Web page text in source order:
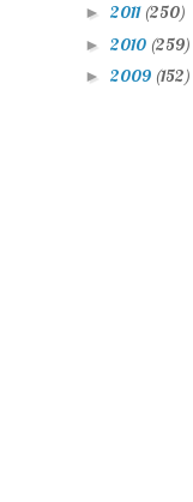
► 2011 (250)
► 2010 (259)
► 2009 (152)